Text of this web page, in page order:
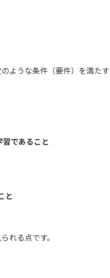
ような条件（要件）を満たす
であること
と
れる点です。